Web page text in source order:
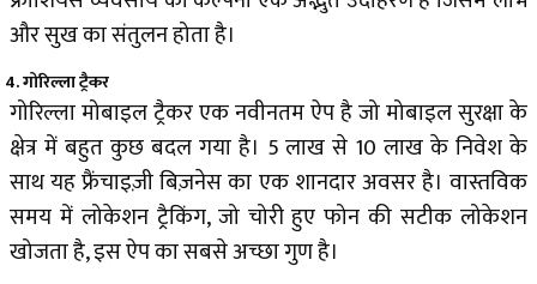
और सुख का संतुलन होता है।
4. गोरिल्ला ट्रैकर
गोरिल्ला मोबाइल ट्रैकर एक नवीनतम ऐप है जो मोबाइल सुरक्षा के
क्षेत्र में बहुत कुछ बदल गया है। ₹5 लाख से ₹10 लाख के निवेश के
साथ यह फ्रैंचाइज़ी बिज़नेस का एक शानदार अवसर है। वास्तविक
समय में लोकेशन ट्रैकिंग, जो चोरी हुए फोन की सटीक लोकेशन
खोजता है, इस ऐप का सबसे अच्छा गुण है।